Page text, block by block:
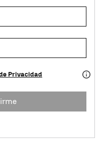
Privacidad